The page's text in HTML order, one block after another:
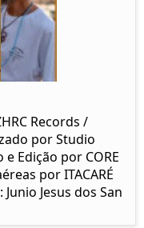
Records /
por Studio
Edição por CORE
por ITACARÉ
Jesus dos San